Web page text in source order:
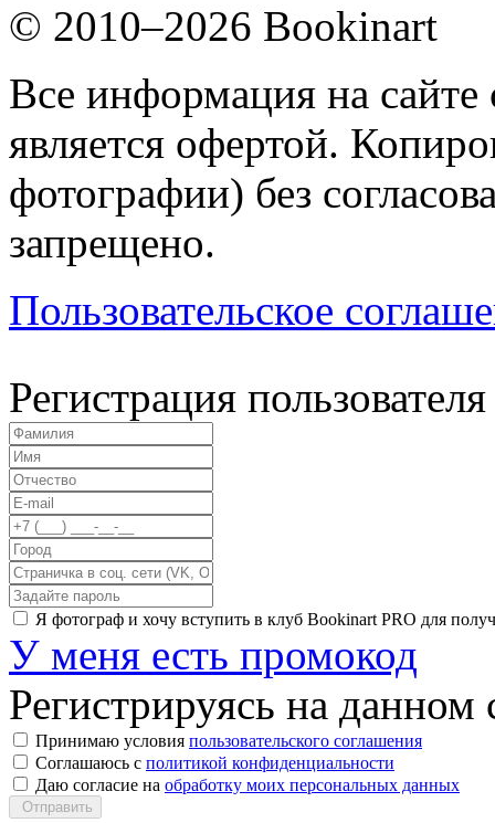
© 2010–2026 Bookinart
Все информация на
является офертой.
фотографии) без
запрещено.
Пользовательское
Регистрация пользователя
Я фотограф и хочу вступить в клуб Bookinart PRO для
У меня есть промокод
Регистрируясь на данном
Принимаю условия пользовательского соглашения
Соглашаюсь с политикой конфиденциальности
Даю согласие на обработку моих персональных данных
Отправить